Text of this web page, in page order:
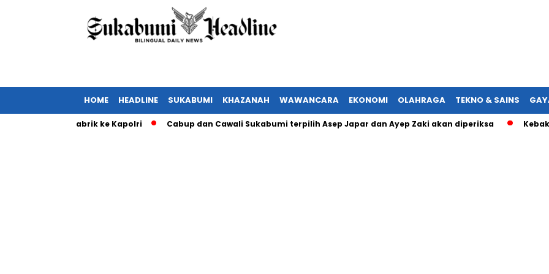
HOME HEADLINE SUKABUMI KHAZANAH WAWANCARA EKONOMI OLAHRAGA TEKNO & SAINS
pabrik ke Kapolri Cabup dan Cawali Sukabumi terpilih Asep Japar dan Ayep Zaki akan diperiksa Kebakaran